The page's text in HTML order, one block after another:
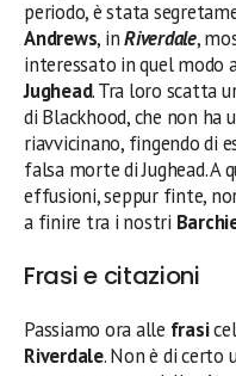
periodo, è stata
Andrews, inRiverdale,
interessato in quel modo
Jughead. Tra loro scatta
di Blackhood, che non ha
riavvicinano, fingendo di
falsa morte di Jughead. A
effusioni, seppur finte,
a finire tra i nostri
Frasi e citazioni
Passiamo ora alle frasi
Riverdale. Non è di certo